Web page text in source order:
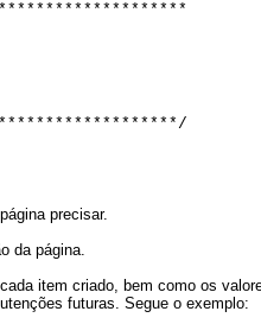
precisar.
da página.
item criado, bem como os
futuras. Segue o exemplo: